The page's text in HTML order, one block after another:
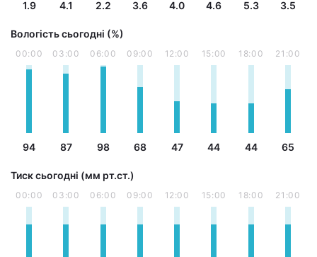
1.9 4.1 2.2 3.6 4.0 4.6 5.3 3.5
Вологість сьогодні (%)
00:00
94
03:00
87
06:00
98
09:00
68
12:00
47
15:00
44
18:00
44
21:00
65
Тиск сьогодні (мм рт.ст.)
00:00 03:00 06:00 09:00 12:00 15:00 18:00 21:00